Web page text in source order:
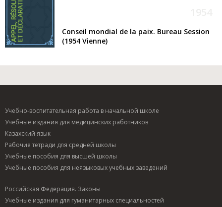
Conseil mondial de la paix. Bureau Session
(1954 Vienne)
Учебно-воспитательная работа в начальной школе
Учебные издания для медицинских работников
Казахский язык
Рабочие тетради для средней школы
Учебные пособия для высшей школы
Учебные пособия для неязыковых учебных заведений
Российская Федерация. Законы
Учебные издания для гуманитарных специальностей